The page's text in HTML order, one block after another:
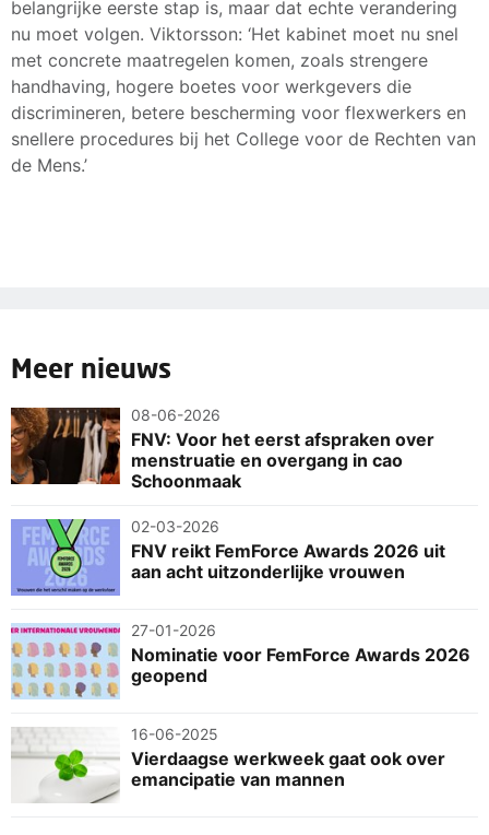
belangrijke eerste stap is, maar dat echte verandering
nu moet volgen. Viktorsson: ‘Het kabinet moet nu snel
met concrete maatregelen komen, zoals strengere
handhaving, hogere boetes voor werkgevers die
discrimineren, betere bescherming voor flexwerkers en
snellere procedures bij het College voor de Rechten van
de Mens.’
Meer nieuws
08-06-2026
FNV: Voor het eerst afspraken over
menstruatie en overgang in cao
Schoonmaak
02-03-2026
FNV reikt FemForce Awards 2026 uit
aan acht uitzonderlijke vrouwen
27-01-2026
Nominatie voor FemForce Awards 2026
geopend
16-06-2025
Vierdaagse werkweek gaat ook over
emancipatie van mannen